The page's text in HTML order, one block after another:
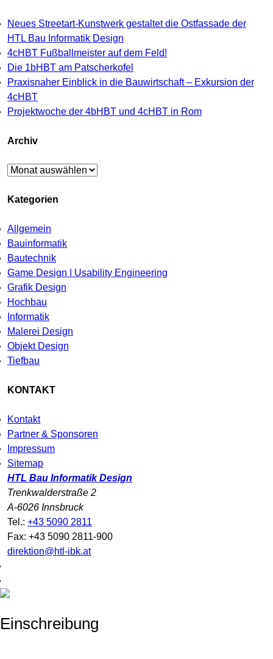
Neues Streetart-Kunstwerk gestaltet die Ostfassade der
HTL Bau Informatik Design
4cHBT Fußballmeister auf dem Feld!
Die 1bHBT am Patscherkofel
Praxisnaher Einblick in die Bauwirtschaft – Exkursion der
4cHBT
Projektwoche der 4bHBT und 4cHBT in Rom
Archiv
Archiv
Kategorien
Allgemein
Bauinformatik
Bautechnik
Game Design | Usability Engineering
Grafik Design
Hochbau
Informatik
Malerei Design
Objekt Design
Tiefbau
KONTAKT
Kontakt
Partner & Sponsoren
Impressum
Sitemap
HTL Bau Informatik Design
Trenkwalderstraße 2
A-6026 Innsbruck
Tel.: +43 5090 2811
Fax: +43 5090 2811-900
direktion@htl-ibk.at
Einschreibung